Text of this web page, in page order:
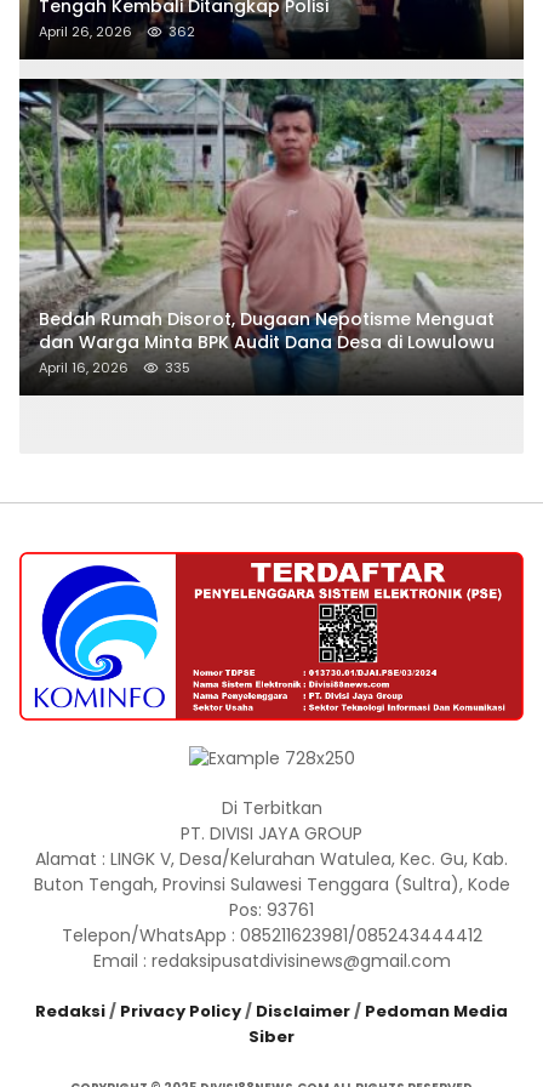
Tengah Kembali Ditangkap Polisi
April 26, 2026 362
Bedah Rumah Disorot, Dugaan Nepotisme Menguat
dan Warga Minta BPK Audit Dana Desa di Lowulowu
April 16, 2026 335
Di Terbitkan
PT. DIVISI JAYA GROUP
Alamat : LINGK V, Desa/Kelurahan Watulea, Kec. Gu, Kab.
Buton Tengah, Provinsi Sulawesi Tenggara (Sultra), Kode
Pos: 93761
Telepon/WhatsApp : 085211623981/085243444412
Email : redaksipusatdivisinews@gmail.com
Redaksi/ Privacy Policy/ Disclaimer/ Pedoman Media
Siber